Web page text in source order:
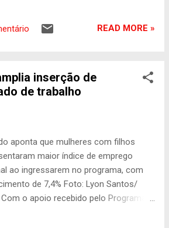
READ MORE »
inserção de
de trabalho
aponta que mulheres com filhos
maior índice de emprego
ao ingressarem no programa, com
de 7,4% Foto: Lyon Santos/
Com o apoio recebido pelo Programa